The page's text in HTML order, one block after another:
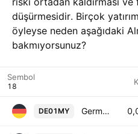
düşürmesidir. Birçok
öyleyse neden aşağıdaki
bakmıyorsunuz?
Sembol
DE01MY Germany 1 Month Government Bonds Yield